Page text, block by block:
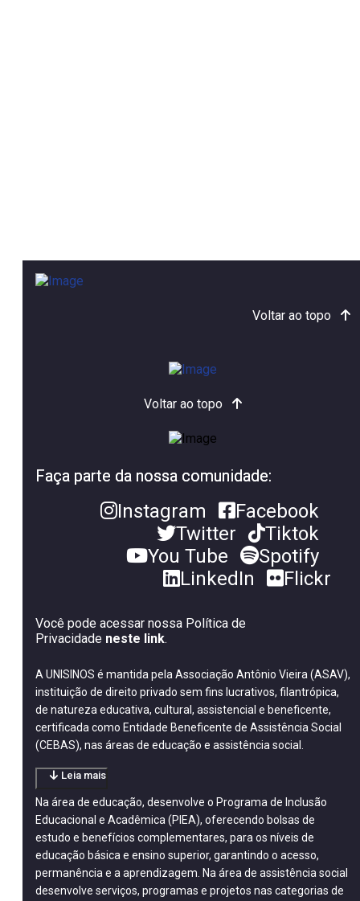
Voltar ao topo
Voltar ao topo
Faça parte da nossa comunidade:
Instagram
Facebook
Twitter
Tiktok
You Tube
Spotify
LinkedIn
Flickr
Você pode acessar nossa Política de
Privacidade neste link.
A UNISINOS é mantida pela Associação Antônio Vieira (ASAV),
instituição de direito privado sem fins lucrativos, filantrópica,
de natureza educativa, cultural, assistencial e beneficente,
certificada como Entidade Beneficente de Assistência Social
(CEBAS), nas áreas de educação e assistência social.
Leia mais
Na área de educação, desenvolve o Programa de Inclusão
Educacional e Acadêmica (PIEA), oferecendo bolsas de
estudo e benefícios complementares, para os níveis de
educação básica e ensino superior, garantindo o acesso,
permanência e a aprendizagem. Na área de assistência social
desenvolve serviços, programas e projetos nas categorias de